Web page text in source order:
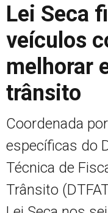
Lei Seca
veículos
melhorar
trânsito
Coordenada
específicas do
Técnica de
Trânsito